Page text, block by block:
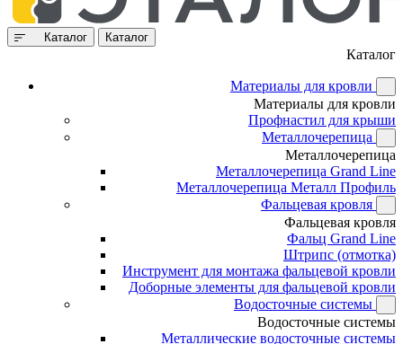
Каталог Каталог
Каталог
Материалы для кровли
Материалы для кровли
Профнастил для крыши
Металлочерепица
Металлочерепица
Металлочерепица Grand Line
Металлочерепица Металл Профиль
Фальцевая кровля
Фальцевая кровля
Фальц Grand Line
Штрипс (отмотка)
Инструмент для монтажа фальцевой кровли
Доборные элементы для фальцевой кровли
Водосточные системы
Водосточные системы
Металлические водосточные системы